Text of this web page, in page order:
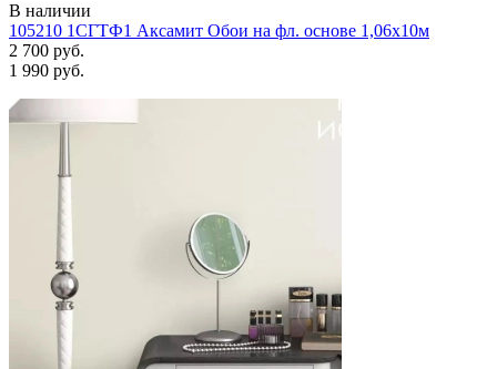
В наличии
105210 1СГТФ1 Аксамит Обои на фл. основе 1,06х10м
2 700 руб.
1 990 руб.